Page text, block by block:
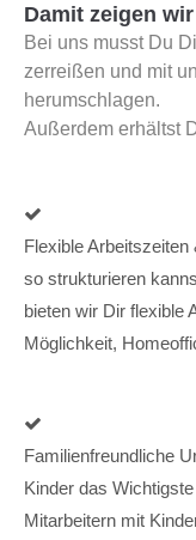
Damit zeigen
Bei uns musst Du
zerreißen und mit
herumschlagen.
Außerdem erhältst
Flexible
so strukturieren
bieten wir Dir flexible
Möglichkeit,
Familienfreundliche
Kinder das
Mitarbeitern mit